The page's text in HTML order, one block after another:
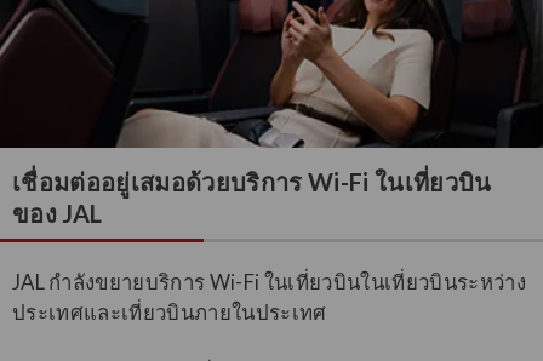
เชื่อมต่ออยู่เสมอด้วยบริการ Wi-Fi ในเที่ยวบิน
ของ JAL
JAL กำลังขยายบริการ Wi-Fi ในเที่ยวบินในเที่ยวบินระหว่าง
ประเทศและเที่ยวบินภายในประเทศ